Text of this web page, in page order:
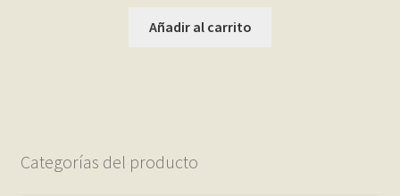
Añadir al carrito
Categorías del producto